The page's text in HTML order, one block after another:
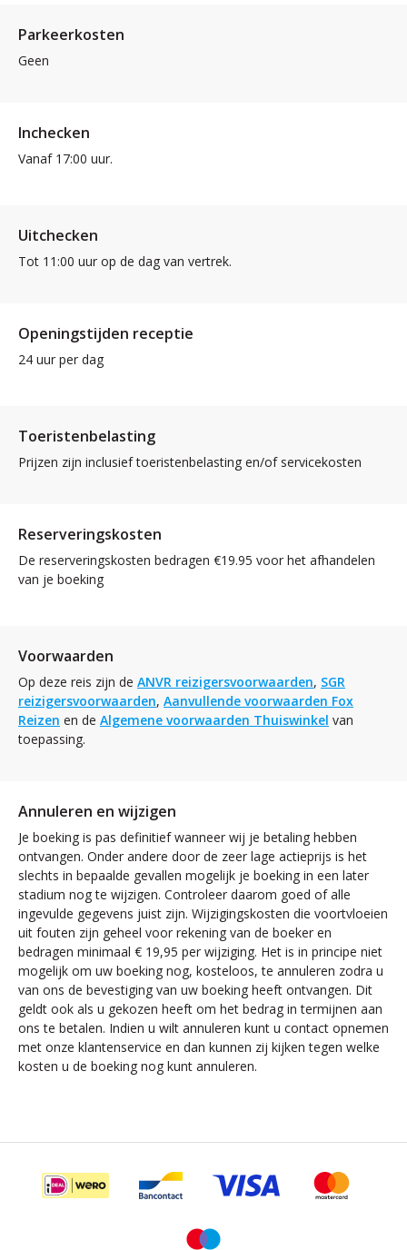
Parkeerkosten
Geen
Inchecken
Vanaf 17:00 uur.
Uitchecken
Tot 11:00 uur op de dag van vertrek.
Openingstijden receptie
24 uur per dag
Toeristenbelasting
Prijzen zijn inclusief toeristenbelasting en/of servicekosten
Reserveringskosten
De reserveringskosten bedragen €19.95 voor het afhandelen
van je boeking
Voorwaarden
Op deze reis zijn de ANVR reizigersvoorwaarden, SGR
reizigersvoorwaarden, Aanvullende voorwaarden Fox
Reizen en de Algemene voorwaarden Thuiswinkel van
toepassing.
Annuleren en wijzigen
Je boeking is pas definitief wanneer wij je betaling hebben
ontvangen. Onder andere door de zeer lage actieprijs is het
slechts in bepaalde gevallen mogelijk je boeking in een later
stadium nog te wijzigen. Controleer daarom goed of alle
ingevulde gegevens juist zijn. Wijzigingskosten die voortvloeien
uit fouten zijn geheel voor rekening van de boeker en
bedragen minimaal € 19,95 per wijziging. Het is in principe niet
mogelijk om uw boeking nog, kosteloos, te annuleren zodra u
van ons de bevestiging van uw boeking heeft ontvangen. Dit
geldt ook als u gekozen heeft om het bedrag in termijnen aan
ons te betalen. Indien u wilt annuleren kunt u contact opnemen
met onze klantenservice en dan kunnen zij kijken tegen welke
kosten u de boeking nog kunt annuleren.